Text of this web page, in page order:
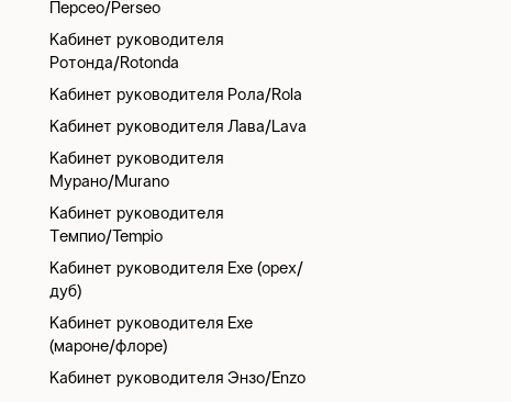
Персео/Perseo
Кабинет руководителя
Ротонда/Rotonda
Кабинет руководителя Рола/Rola
Кабинет руководителя Лава/Lava
Кабинет руководителя
Мурано/Murano
Кабинет руководителя
Темпио/Tempio
Кабинет руководителя Exe (орех/
дуб)
Кабинет руководителя Exe
(мароне/флоре)
Кабинет руководителя Энзо/Enzo